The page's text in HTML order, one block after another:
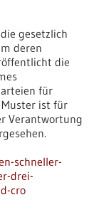
gesetzlich
deren
die
für
ist für
Verantwortung
schneller-
drei-
cro